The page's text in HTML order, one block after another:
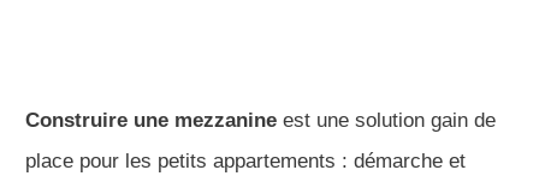
Construire une mezzanine est une solution gain de
place pour les petits appartements : démarche et